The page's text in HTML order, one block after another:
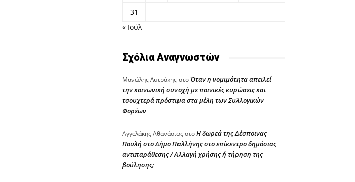
31
« Ιούλ
Σχόλια Αναγνωστών
Μανώλης ΛυτράκηςστοΌταν η νομιμότητα απειλεί
την κοινωνική συνοχή με ποινικές κυρώσεις και
τσουχτερά πρόστιμα στα μέλη των Συλλογικών
Φορέων
Αγγελάκης ΑθανάσιοςστοΗ δωρεά της Δέσποινας
Πουλή στο Δήμο Παλλήνης στο επίκεντρο δημόσιας
αντιπαράθεσης / Αλλαγή χρήσης ή τήρηση της
βούλησης;